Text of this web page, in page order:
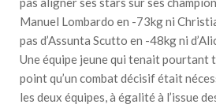
Manuel Lombardo en -73kg ni
pas d’Assunta Scutto en -48kg ni
Une équipe jeune qui tenait pourtant
point qu’un combat décisif était
les deux équipes, à égalité à l’issue